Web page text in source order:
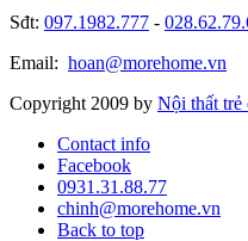
Sđt: 097.1982.777 -
Email: hoan@morehome.vn
Copyright 2009 by Nội thất trẻ
Contact info
Facebook
0931.31.88.77
chinh@morehome.vn
Back to top